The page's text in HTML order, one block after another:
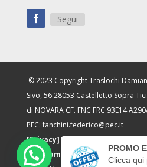
Segui
© 2023 Copyright Traslochi
Sivo, 56 28053 Castelletto Sopra
di NOVARA CF. FNC FRC 93E14
PEC: fanchini.federico@pec.it
[Privacy]–[Cookie]–[Aggiorna
tracciamento pubblicità]– Sito